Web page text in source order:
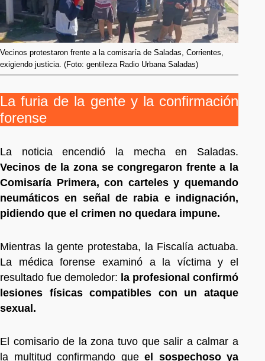
Vecinos protestaron frente a la comisaría de Saladas, Corrientes,
exigiendo justicia. (Foto: gentileza Radio Urbana Saladas)
La furia de la gente y la confirmación
forense
La noticia encendió la mecha en Saladas.
Vecinos de la zona se congregaron frente a la
Comisaría Primera, con carteles y quemando
neumáticos en señal de rabia e indignación,
pidiendo que el crimen no quedara impune.
Mientras la gente protestaba, la Fiscalía actuaba.
La médica forense examinó a la víctima y el
resultado fue demoledor: la profesional confirmó
lesiones físicas compatibles con un ataque
sexual.
El comisario de la zona tuvo que salir a calmar a
la multitud confirmando que el sospechoso ya